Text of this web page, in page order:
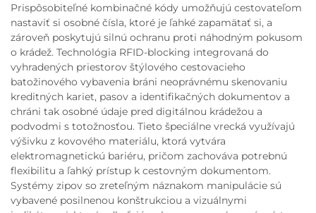
Prispôsobiteľné kombinačné kódy umožňujú cestovateľom
nastaviť si osobné čísla, ktoré je ľahké zapamätať si, a
zároveň poskytujú silnú ochranu proti náhodným pokusom
o krádež. Technológia RFID-blocking integrovaná do
vyhradených priestorov štýlového cestovacieho
batožinového vybavenia bráni neoprávnému skenovaniu
kreditných kariet, pasov a identifikačných dokumentov a
chráni tak osobné údaje pred digitálnou krádežou a
podvodmi s totožnosťou. Tieto špeciálne vrecká využívajú
výšivku z kovového materiálu, ktorá vytvára
elektromagnetickú bariéru, pričom zachováva potrebnú
flexibilitu a ľahký prístup k cestovným dokumentom.
Systémy zipov so zreteľným náznakom manipulácie sú
vybavené posilnenou konštrukciou a vizuálnymi